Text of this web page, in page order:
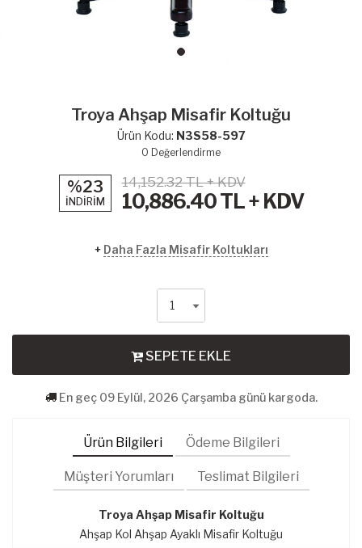
Troya Ahşap Misafir Koltuğu
Ürün Kodu: N3S58-597
0 Değerlendirme
%23
İNDİRİM
14,152.32 TL + KDV
10,886.40TL + KDV
+ Daha Fazla Misafir Koltukları
SEPETE EKLE
En geç 09 Eylül, 2026 Çarşamba günü kargoda.
Ürün Bilgileri Ödeme Bilgileri
Müşteri Yorumları Teslimat Bilgileri
Troya Ahşap Misafir Koltuğu
Ahşap Kol Ahşap Ayaklı Misafir Koltuğu